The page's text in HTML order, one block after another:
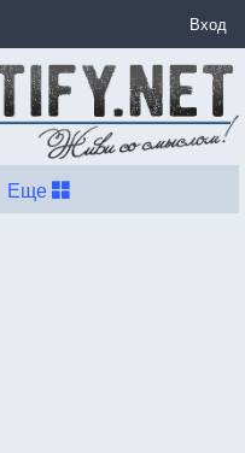
Вход
Еще